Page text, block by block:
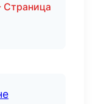
Страница